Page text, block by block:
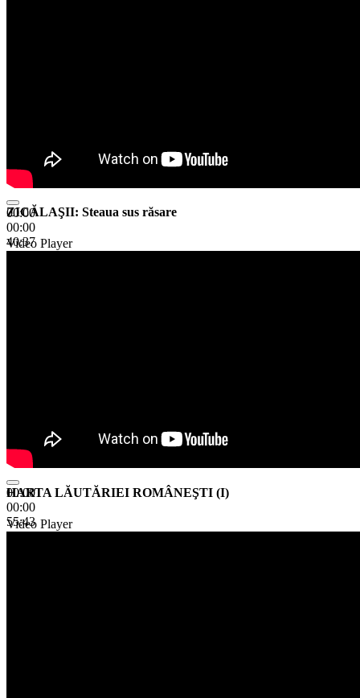
00:00
00:00
40:37
ZICĂLAŞII: Steaua sus răsare
Video Player
00:00
00:00
55:43
HARTA LĂUTĂRIEI ROMÂNEŞTI (I)
Video Player